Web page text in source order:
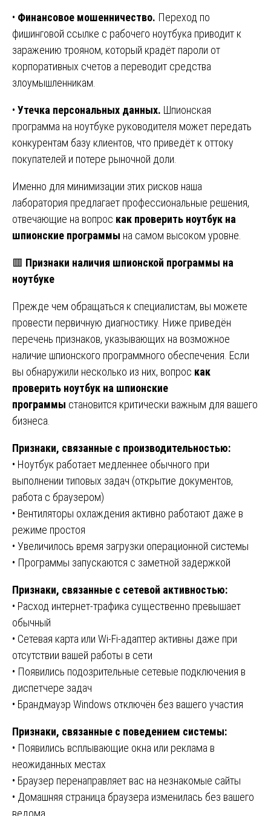
• Финансовое мошенничество. Переход по
фишинговой ссылке с рабочего ноутбука приводит к
заражению трояном, который крадёт пароли от
корпоративных счетов a переводит средства
злоумышленникам.
• Утечка персональных данных. Шпионская
программа на ноутбуке руководителя может передать
конкурентам базу клиентов, что приведёт к оттоку
покупателей и потере рыночной доли.
Именно для минимизации этих рисков наша
лаборатория предлагает профессиональные решения,
отвечающие на вопрос как проверить ноутбук на
шпионские программы на самом высоком уровне.
🟥 Признаки наличия шпионской программы на
ноутбуке
Прежде чем обращаться к специалистам, вы можете
провести первичную диагностику. Ниже приведён
перечень признаков, указывающих на возможное
наличие шпионского программного обеспечения. Если
вы обнаружили несколько из них, вопрос как
проверить ноутбук на шпионские
программы становится критически важным для вашего
бизнеса.
Признаки, связанные с производительностью:
• Ноутбук работает медленнее обычного при
выполнении типовых задач (открытие документов,
работа с браузером)
• Вентиляторы охлаждения активно работают даже в
режиме простоя
• Увеличилось время загрузки операционной системы
• Программы запускаются с заметной задержкой
Признаки, связанные с сетевой активностью:
• Расход интернет-трафика существенно превышает
обычный
• Сетевая карта или Wi-Fi-адаптер активны даже при
отсутствии вашей работы в сети
• Появились подозрительные сетевые подключения в
диспетчере задач
• Брандмауэр Windows отключён без вашего участия
Признаки, связанные с поведением системы:
• Появились всплывающие окна или реклама в
неожиданных местах
• Браузер перенаправляет вас на незнакомые сайты
• Домашняя страница браузера изменилась без вашего
ведома